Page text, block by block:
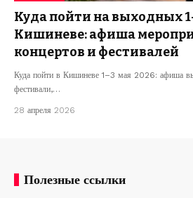
Куда пойти на выходных
Кишиневе: афиша
концертов и фестивалей
Куда пойти в Кишиневе 1–3 мая 2026: афиша
фестивали,…
28 апреля 2026
Полезные ссылки